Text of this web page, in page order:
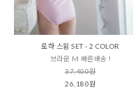
로하 스윔 SET - 2 COLOR
브라운 M 빠른배송 !
37,400원
26,180원